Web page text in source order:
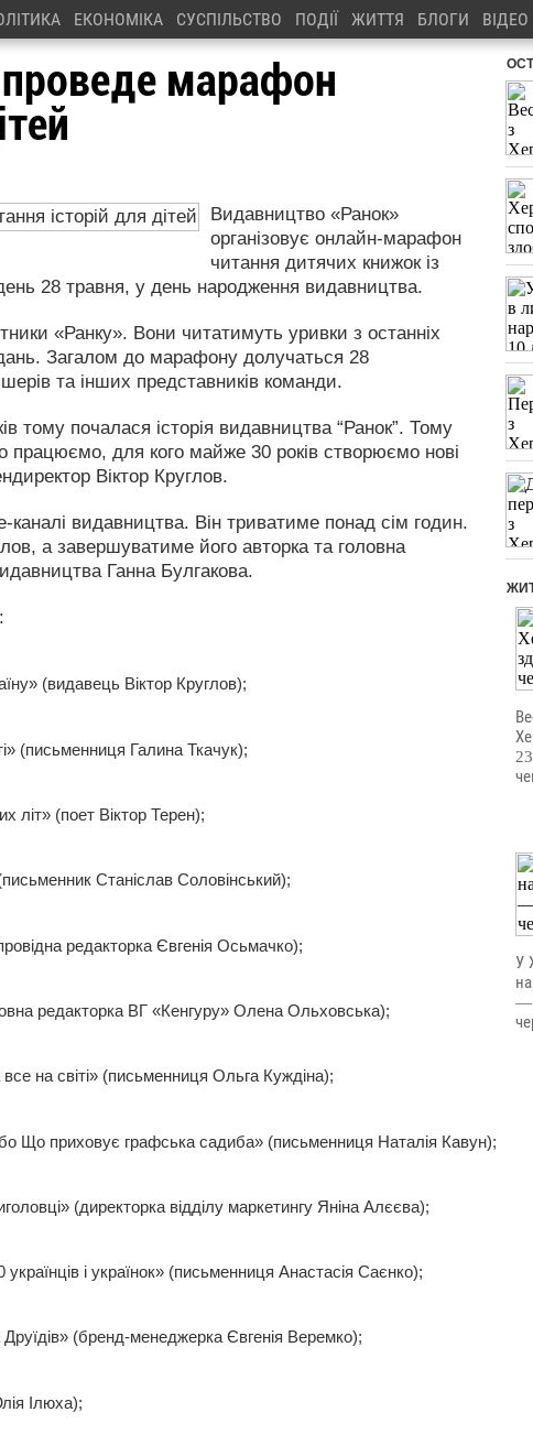
ЕКОНОМІКА СУСПІЛЬСТВО ПОДІЇ ЖИТТЯ БЛОГИ ВІДЕО
марафон
Видавництво «Ранок»
організовує онлайн-марафон
читання дитячих книжок із
28 травня, у день народження видавництва.
«Ранку». Вони читатимуть уривки з останніх
Загалом до марафону долучаться 28
та інших представників команди.
почалася історія видавництва “Ранок”. Тому
для кого майже 30 років створюємо нові
Віктор Круглов.
видавництва. Він триватиме понад сім годин.
а завершуватиме його авторка та головна
Ганна Булгакова.
(видавець Віктор Круглов);
(письменниця Галина Ткачук);
літ» (поет Віктор Терен);
Станіслав Соловінський);
редакторка Євгенія Осьмачко);
редакторка ВГ «Кенгуру» Олена Ольховська);
на світі» (письменниця Ольга Куждіна);
Що приховує графська садиба» (письменниця Наталія Кавун);
(директорка відділу маркетингу Яніна Алєєва);
і українок» (письменниця Анастасія Саєнко);
(бренд-менеджерка Євгенія Веремко);
Ілюха);
У
—